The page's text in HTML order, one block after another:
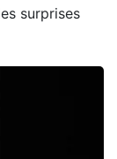
surprises